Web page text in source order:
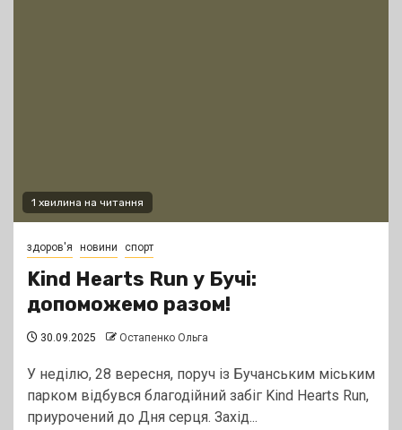
1 хвилина на читання
здоров'я новини спорт
Kind Hearts Run у Бучі:
допоможемо разом!
30.09.2025 Остапенко Ольга
У неділю, 28 вересня, поруч із Бучанським міським
парком відбувся благодійний забіг Kind Hearts Run,
приурочений до Дня серця. Захід...